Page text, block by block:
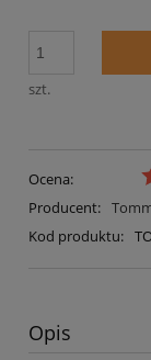
szt.
Ocena:
Producent:
Kod produktu:
Opis